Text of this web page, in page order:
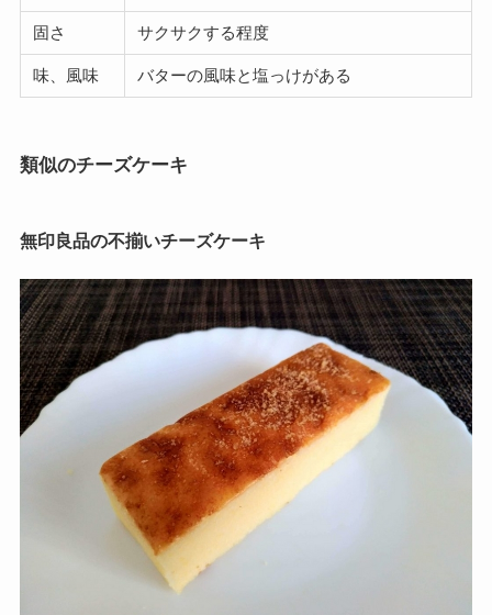
固さ サクサクする程度
味、風味 バターの風味と塩っけがある
類似のチーズケーキ
無印良品の不揃いチーズケーキ